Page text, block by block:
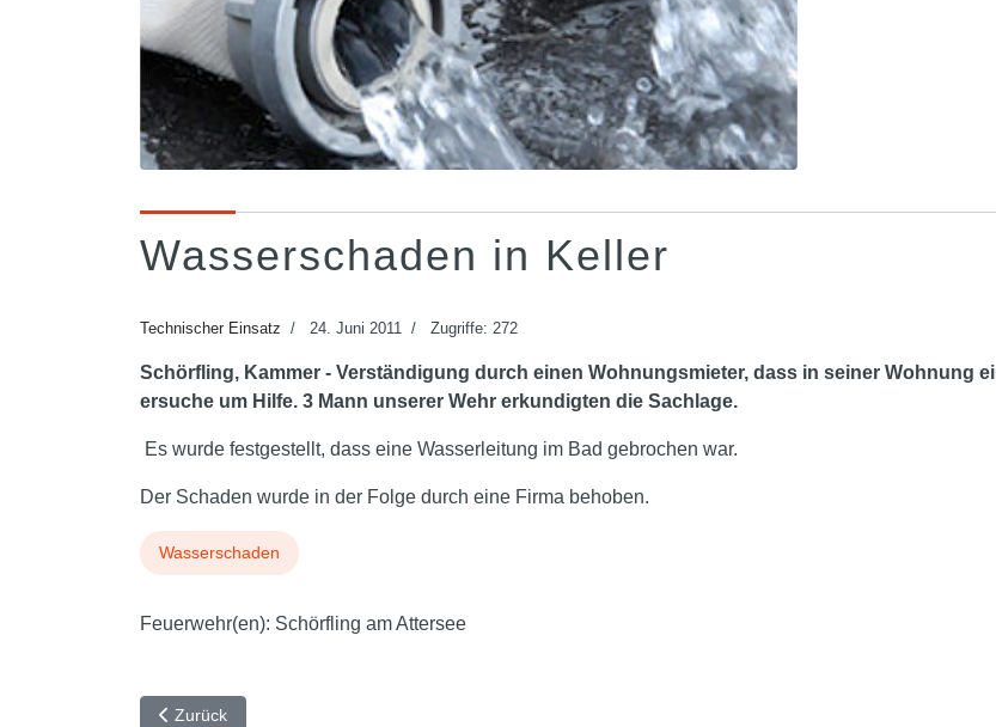
Wasserschaden in Keller
Technischer Einsatz 24. Juni 2011 Zugriffe: 272
Schörfling, Kammer - Verständigung durch einen Wohnungsmieter, dass in seiner Wohnung
ersuche um Hilfe. 3 Mann unserer Wehr erkundigten die Sachlage.
Es wurde festgestellt, dass eine Wasserleitung im Bad gebrochen war.
Der Schaden wurde in der Folge durch eine Firma behoben.
Wasserschaden
Feuerwehr(en): Schörfling am Attersee
Vorheriger Beitrag: Aufräumarbeiten nach Verkehrsunfall
Zurück